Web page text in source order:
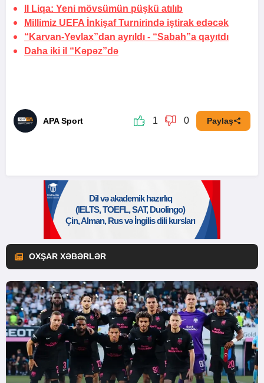
II Liqa: Yeni mövsümün püşkü atılıb
Millimiz UEFA İnkişaf Turnirində iştirak edəcək
“Karvan-Yevlax”dan ayrıldı - “Sabah”a qayıtdı
Daha iki il “Kəpəz”də
APA Sport 1 0 Paylaş
OXŞAR XƏBƏRLƏR